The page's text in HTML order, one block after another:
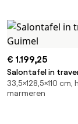
€ 1.199,25
Salontafel in
33,5×128,5×110 cm,
marmeren